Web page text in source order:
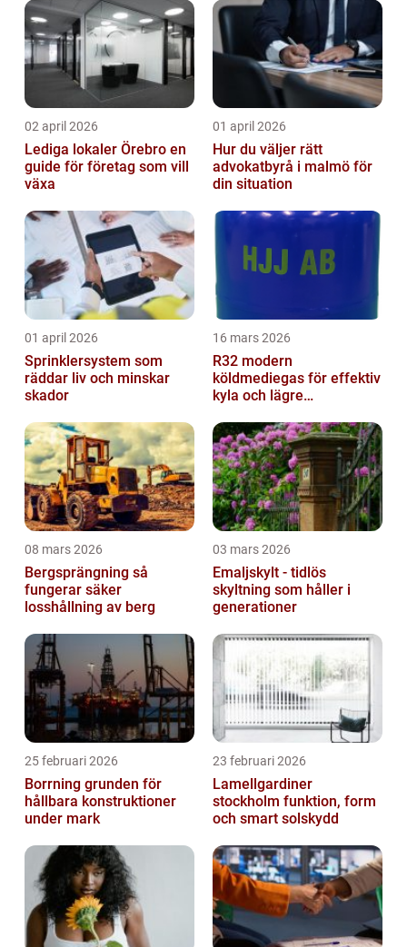
02 april 2026
Lediga lokaler Örebro en
guide för företag som vill
växa
01 april 2026
Hur du väljer rätt
advokatbyrå i malmö för
din situation
01 april 2026
Sprinklersystem som
räddar liv och minskar
skador
16 mars 2026
R32 modern
köldmediegas för effektiv
kyla och lägre
08 mars 2026
Bergsprängning så
fungerar säker
losshållning av berg
03 mars 2026
Emaljskylt - tidlös
skyltning som håller i
generationer
25 februari 2026
Borrning grunden för
hållbara konstruktioner
under mark
23 februari 2026
Lamellgardiner
stockholm funktion, form
och smart solskydd